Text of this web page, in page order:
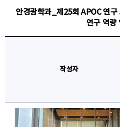
안경광학과_제25회 APOC 연구
연구 역량
작성자